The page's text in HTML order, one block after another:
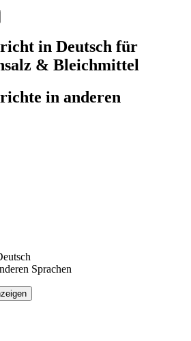
in Deutsch für
& Bleichmittel
in anderen
Sprachen